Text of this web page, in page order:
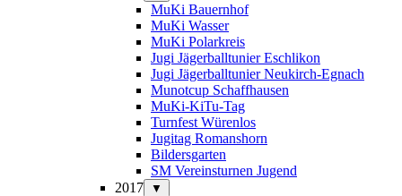
MuKi Bauernhof
MuKi Wasser
MuKi Polarkreis
Jugi Jägerballtunier Eschlikon
Jugi Jägerballtunier Neukirch-Egnach
Munotcup Schaffhausen
MuKi-KiTu-Tag
Turnfest Würenlos
Jugitag Romanshorn
Bildersgarten
SM Vereinsturnen Jugend
2017
▼